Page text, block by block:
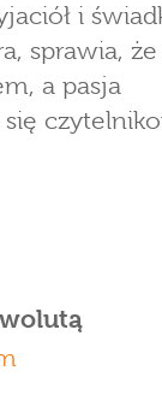
i
sprawia, że
a pasja